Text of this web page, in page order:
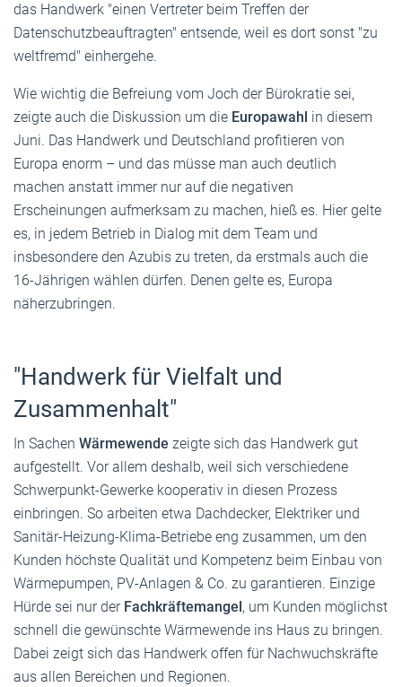
das Handwerk "einen Vertreter beim Treffen der
Datenschutzbeauftragten" entsende, weil es dort sonst "zu
weltfremd" einhergehe.
Wie wichtig die Befreiung vom Joch der Bürokratie sei,
zeigte auch die Diskussion um die Europawahl in diesem
Juni. Das Handwerk und Deutschland profitieren von
Europa enorm – und das müsse man auch deutlich
machen anstatt immer nur auf die negativen
Erscheinungen aufmerksam zu machen, hieß es. Hier gelte
es, in jedem Betrieb in Dialog mit dem Team und
insbesondere den Azubis zu treten, da erstmals auch die
16-Jährigen wählen dürfen. Denen gelte es, Europa
näherzubringen.
"Handwerk für Vielfalt und
Zusammenhalt"
In Sachen Wärmewende zeigte sich das Handwerk gut
aufgestellt. Vor allem deshalb, weil sich verschiedene
Schwerpunkt-Gewerke kooperativ in diesen Prozess
einbringen. So arbeiten etwa Dachdecker, Elektriker und
Sanitär-Heizung-Klima-Betriebe eng zusammen, um den
Kunden höchste Qualität und Kompetenz beim Einbau von
Wärmepumpen, PV-Anlagen & Co. zu garantieren. Einzige
Hürde sei nur der Fachkräftemangel , um Kunden möglichst
schnell die gewünschte Wärmewende ins Haus zu bringen.
Dabei zeigt sich das Handwerk offen für Nachwuchskräfte
aus allen Bereichen und Regionen.